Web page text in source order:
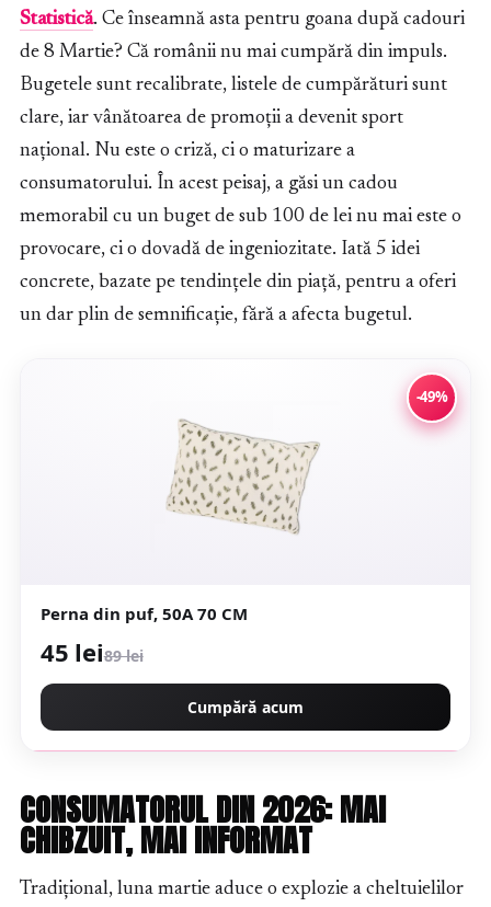
Statistică. Ce înseamnă asta pentru goana după cadouri
de 8 Martie? Că românii nu mai cumpără din impuls.
Bugetele sunt recalibrate, listele de cumpărături sunt
clare, iar vânătoarea de promoții a devenit sport
național. Nu este o criză, ci o maturizare a
consumatorului. În acest peisaj, a găsi un cadou
memorabil cu un buget de sub 100 de lei nu mai este o
provocare, ci o dovadă de ingeniozitate. Iată 5 idei
concrete, bazate pe tendințele din piață, pentru a oferi
un dar plin de semnificație, fără a afecta bugetul.
-49%
Perna din puf, 50A 70 CM
45 lei89 lei
Cumpără acum
CONSUMATORUL DIN 2026: MAI
CHIBZUIT, MAI INFORMAT
Tradițional, luna martie aduce o explozie a cheltuielilor